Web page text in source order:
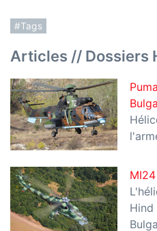
#Tags
Articles // Dossiers
Hind